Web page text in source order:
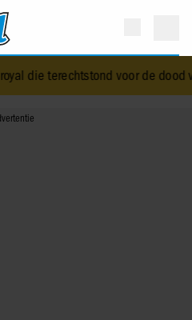
die terechtstond voor de dood